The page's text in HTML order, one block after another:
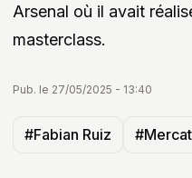
Arsenal où il avait
masterclass.
Pub. le 27/05/2025 - 13:40
#Fabian Ruiz